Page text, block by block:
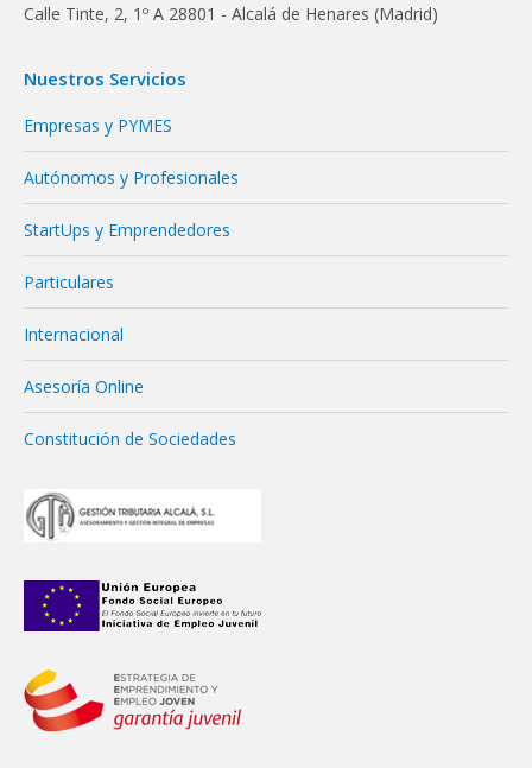
Calle Tinte, 2, 1º A 28801 - Alcalá de Henares (Madrid)
Nuestros Servicios
Empresas y PYMES
Autónomos y Profesionales
StartUps y Emprendedores
Particulares
Internacional
Asesoría Online
Constitución de Sociedades